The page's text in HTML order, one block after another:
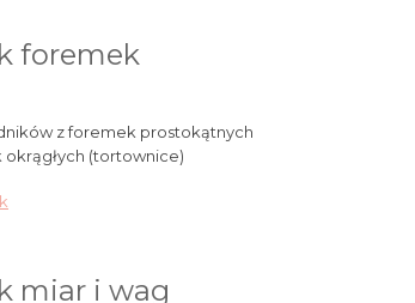
foremek
z foremek prostokątnych
okrągłych (tortownice)
miar i wag